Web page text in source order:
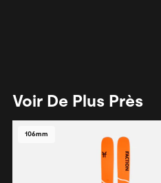
Voir De Plus Près
106mm